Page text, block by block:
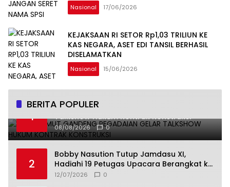
Nasional 17/06/2026
KEJAKSAAN RI SETOR Rp1,03 TRILIUN KE
KAS NEGARA, ASET EDI TANSIL BERHASIL
DISELAMATKAN
Nasional 15/06/2026
BERITA POPULER
1
PAKKI Sumut Gandeng Pegadaian Gelar
Talkshow Hukum Kontrak Konstruksi
08/08/2026 0
2
Bobby Nasution Tutup Jamdasu XI,
Hadiahi 19 Petugas Upacara Berangkat ke
Jamnas 2026
12/07/2026 0